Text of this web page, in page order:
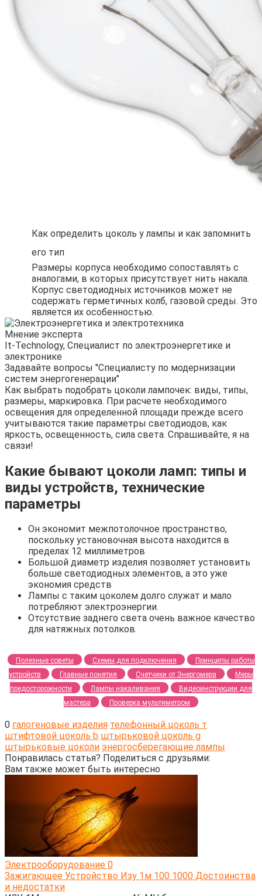
Как определить цоколь у лампы и как запомнить
его тип
Размеры корпуса необходимо сопоставлять с
аналогами, в которых присутствует нить накала.
Корпус светодиодных источников может не
содержать герметичных колб, газовой среды. Это
является их особенностью.
Мнение эксперта
It-Technology, Cпециалист по электроэнергетике и
электронике
Задавайте вопросы "Специалисту по модернизации
систем энергогенерации"
Как выбрать подобрать цоколи лампочек: виды, типы,
размеры, маркировка. При расчете необходимого
освещения для определенной площади прежде всего
учитываются такие параметры светодиодов, как
яркость, освещенность, сила света. Спрашивайте, я на
связи!
Какие бывают цоколи ламп: типы и
виды устройств, технические
параметры
Он экономит межпотолочное пространство,
поскольку установочная высота находится в
пределах 12 миллиметров
Большой диаметр изделия позволяет установить
больше светодиодных элементов, а это уже
экономия средств
Лампы с таким цоколем долго служат и мало
потребляют электроэнергии.
Отсутствие заднего света очень важное качество
для натяжных потолков.
Полезные советы Схемы для подключения
Принципы работы
устройств
Главные понятия Счетчики от Энергомера
Меры
предосторожности
Лампы накаливания
Видеоинструкции для
мастера
Проверка мультиметром
0 галогеновые изделия телефонный цоколь т
штифтовой цоколь b штырьковой цоколь g
штырьковые цоколи энергосберегающие лампы
Понравилась статья? Поделиться с друзьями:
Вам также может быть интересно
Электрооборудование 0
Зажигающее Устройство Изу 1м 100 1000 Достоинства
и недостатки